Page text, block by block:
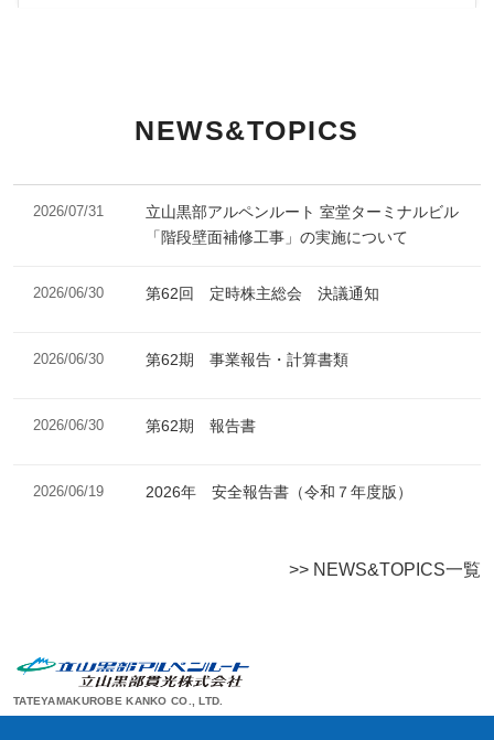
NEWS&TOPICS
2026/07/31
立山黒部アルペンルート 室堂ターミナルビル
「階段壁面補修工事」の実施について
2026/06/30 第62回 定時株主総会 決議通知
2026/06/30 第62期 事業報告・計算書類
2026/06/30 第62期 報告書
2026/06/19 2026年 安全報告書（令和７年度版）
>> NEWS&TOPICS一覧
TATEYAMAKUROBE KANKO CO., LTD.